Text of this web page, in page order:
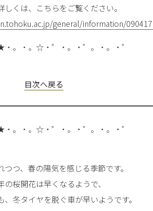
くは、こちらをご覧ください。
general/information/
・。☆・゜・。・゜。・。・゜
目次へ戻る
・。☆・゜・。・゜。・。・゜
つ、春の陽気を感じる季節です。
桜開花は早くなるようで、
冬タイヤを脱ぐ車が早いようです。